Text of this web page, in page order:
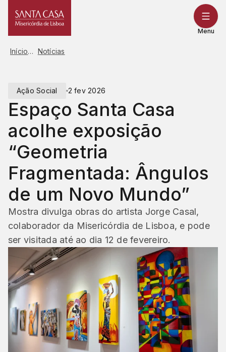
para
Menu
Início Notícias
Ação Social 2 fev 2026
Espaço Santa Casa
acolhe exposição
“Geometria
Fragmentada: Ângulos
de um Novo Mundo”
Mostra divulga obras do artista Jorge Casal,
colaborador da Misericórdia de Lisboa, e pode
ser visitada até ao dia 12 de fevereiro.